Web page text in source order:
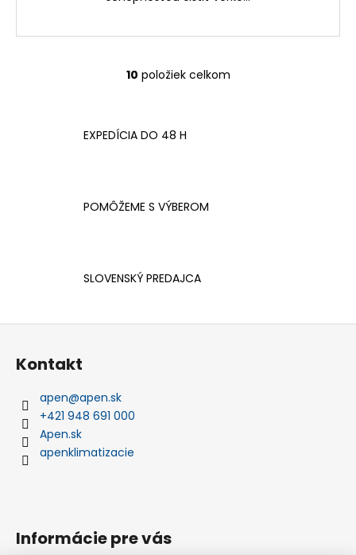
O
á
i
v
v
10 položiek celkom
EXPEDÍCIA DO 48 H
POMÔŽEME S VÝBEROM
SLOVENSKÝ PREDAJCA
Z
Kontakt
apen@apen.sk
+421 948 691 000
Apen.sk
apenklimatizacie
Informácie pre vás